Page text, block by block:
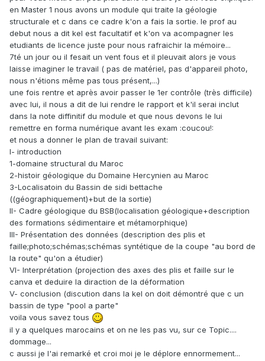
en Master 1 nous avons un module qui traite la géologie
structurale et c dans ce cadre k'on a fais la sortie. le prof au
debut nous a dit kel est facultatif et k'on va acompagner les
etudiants de licence juste pour nous rafraichir la mémoire...
7té un jour ou il fesait un vent fous et il pleuvait alors je vous
laisse imaginer le travail ( pas de matériel, pas d'appareil photo,
nous n'étions même pas tous présent,...)
une fois rentre et après avoir passer le 1er contrôle (très difficile)
avec lui, il nous a dit de lui rendre le rapport et k'il serai inclut
dans la note diffinitif du module et que nous devons le lui
remettre en forma numérique avant les exam :coucou!:
et nous a donner le plan de travail suivant:
I- introduction
1-domaine structural du Maroc
2-histoir géologique du Domaine Hercynien au Maroc
3-Localisatoin du Bassin de sidi bettache
((géographiquement)+but de la sortie)
II- Cadre géologique du BSB(localisation géologique+description
des formations sédimentaire et métamorphique)
III- Présentation des données (description des plis et
faille;photo;schémas;schémas syntétique de la coupe "au bord de
la route" qu'on a étudier)
VI- Interprétation (projection des axes des plis et faille sur le
canva et deduire la diraction de la déformation
V- conclusion (discution dans la kel on doit démontré que c un
bassin de type "pool a parte"
voila vous savez tous
il y a quelques marocains et on ne les pas vu, sur ce Topic....
dommage...
c aussi je l'ai remarké et croi moi je le déplore ennormement...